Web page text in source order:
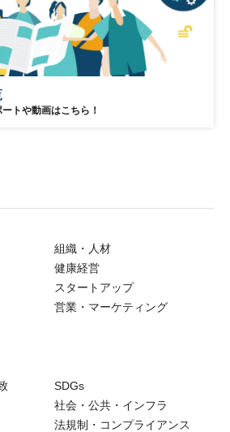
トや動画はこちら！
組織・人材
健康経営
スタートアップ
営業・マーケティング
SDGs
社会・公共・インフラ
法規制・コンプライアンス